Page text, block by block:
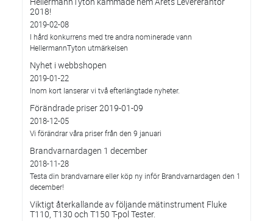
2018!
2019-02-08
I hård konkurrens med tre andra nominerade vann
HellermannTyton utmärkelsen
Nyhet i webbshopen
2019-01-22
Inom kort lanserar vi två efterlängtade nyheter.
Förändrade priser 2019-01-09
2018-12-05
Vi förändrar våra priser från den 9 januari
Brandvarnardagen 1 december
2018-11-28
Testa din brandvarnare eller köp ny inför Brandvarnardagen den 1
december!
Viktigt återkallande av följande mätinstrument Fluke
T110, T130 och T150 T-pol Tester.